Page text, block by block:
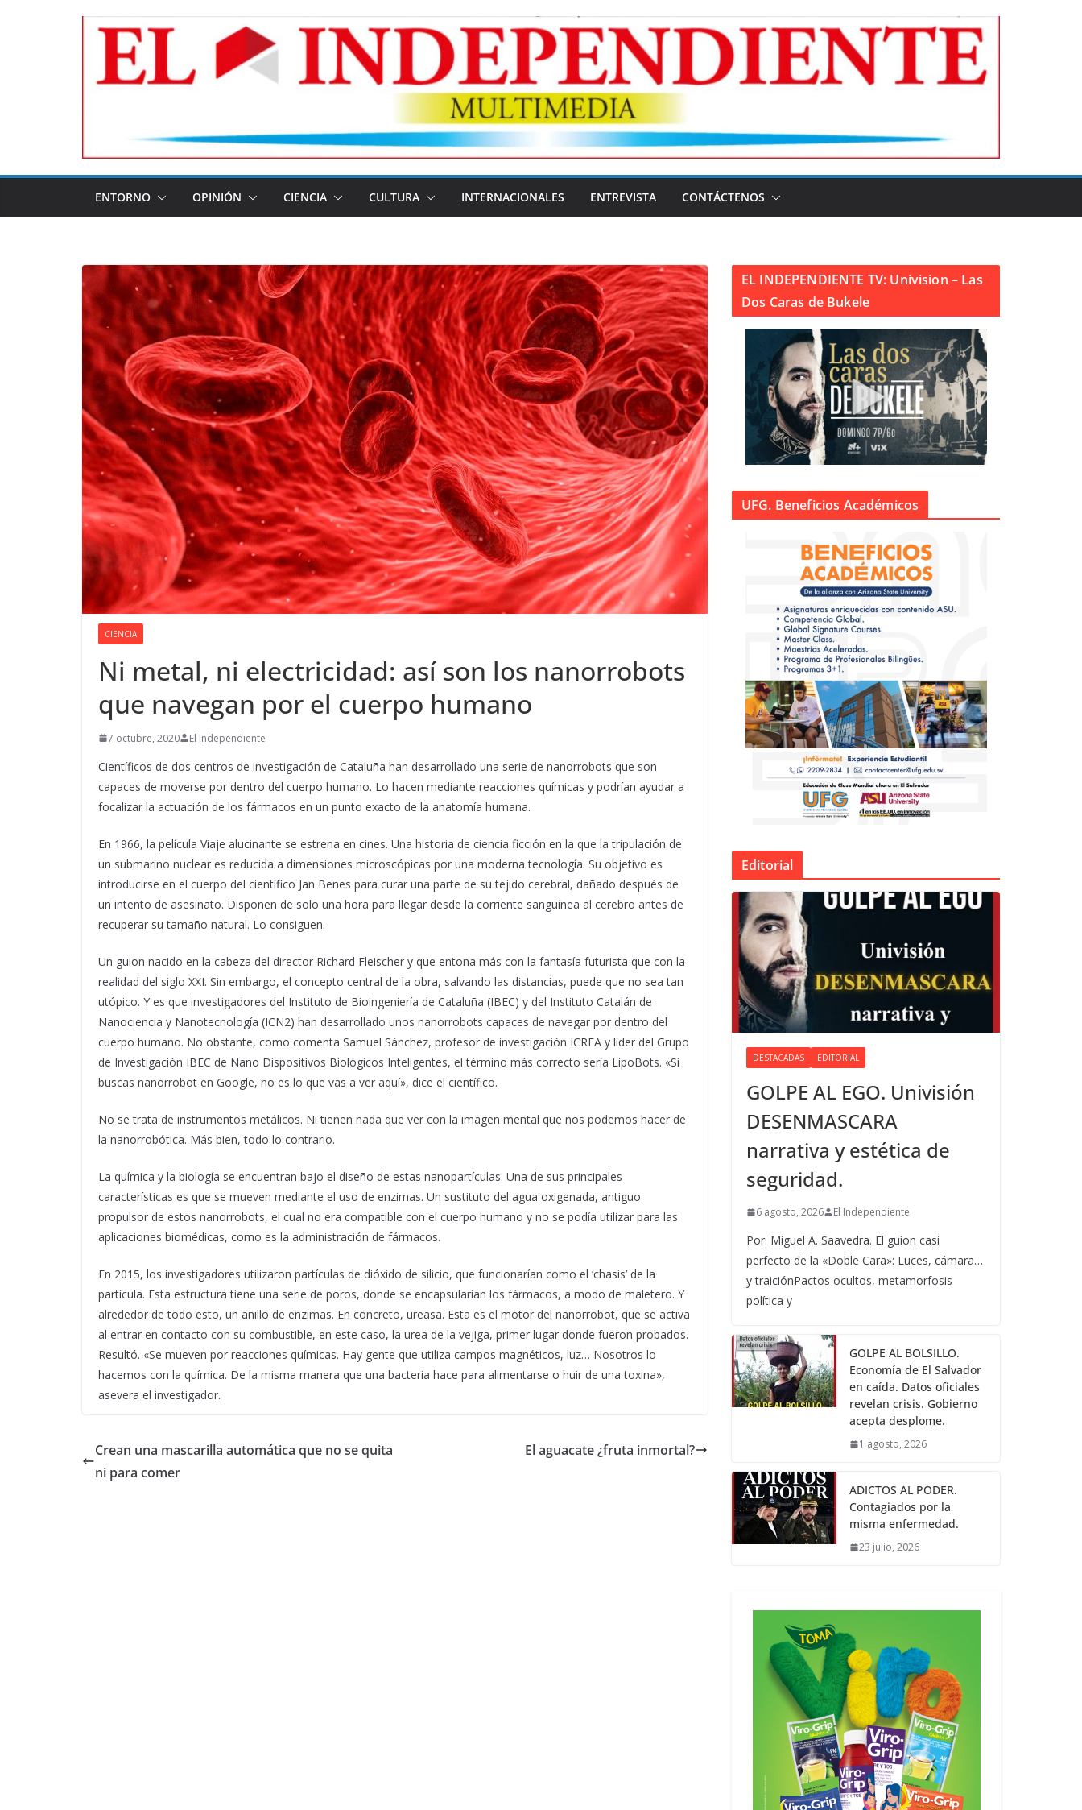
ENTORNO OPINIÓN CIENCIA CULTURA INTERNACIONALES ENTREVISTA CONTÁCTENOS
CIENCIA
Ni metal, ni electricidad: así son los nanorrobots
que navegan por el cuerpo humano
7 octubre, 2020 El Independiente
Científicos de dos centros de investigación de Cataluña han desarrollado una serie de nanorrobots que son
capaces de moverse por dentro del cuerpo humano. Lo hacen mediante reacciones químicas y podrían ayudar a
focalizar la actuación de los fármacos en un punto exacto de la anatomía humana.
En 1966, la película Viaje alucinante se estrena en cines. Una historia de ciencia ficción en la que la tripulación de
un submarino nuclear es reducida a dimensiones microscópicas por una moderna tecnología. Su objetivo es
introducirse en el cuerpo del científico Jan Benes para curar una parte de su tejido cerebral, dañado después de
un intento de asesinato. Disponen de solo una hora para llegar desde la corriente sanguínea al cerebro antes de
recuperar su tamaño natural. Lo consiguen.
Un guion nacido en la cabeza del director Richard Fleischer y que entona más con la fantasía futurista que con la
realidad del siglo XXI. Sin embargo, el concepto central de la obra, salvando las distancias, puede que no sea tan
utópico. Y es que investigadores del Instituto de Bioingeniería de Cataluña (IBEC) y del Instituto Catalán de
Nanociencia y Nanotecnología (ICN2) han desarrollado unos nanorrobots capaces de navegar por dentro del
cuerpo humano. No obstante, como comenta Samuel Sánchez, profesor de investigación ICREA y líder del Grupo
de Investigación IBEC de Nano Dispositivos Biológicos Inteligentes, el término más correcto sería LipoBots. «Si
buscas nanorrobot en Google, no es lo que vas a ver aquí», dice el científico.
No se trata de instrumentos metálicos. Ni tienen nada que ver con la imagen mental que nos podemos hacer de
la nanorrobótica. Más bien, todo lo contrario.
La química y la biología se encuentran bajo el diseño de estas nanopartículas. Una de sus principales
características es que se mueven mediante el uso de enzimas. Un sustituto del agua oxigenada, antiguo
propulsor de estos nanorrobots, el cual no era compatible con el cuerpo humano y no se podía utilizar para las
aplicaciones biomédicas, como es la administración de fármacos.
En 2015, los investigadores utilizaron partículas de dióxido de silicio, que funcionarían como el ‘chasis’ de la
partícula. Esta estructura tiene una serie de poros, donde se encapsularían los fármacos, a modo de maletero. Y
alrededor de todo esto, un anillo de enzimas. En concreto, ureasa. Esta es el motor del nanorrobot, que se activa
al entrar en contacto con su combustible, en este caso, la urea de la vejiga, primer lugar donde fueron probados.
Resultó. «Se mueven por reacciones químicas. Hay gente que utiliza campos magnéticos, luz… Nosotros lo
hacemos con la química. De la misma manera que una bacteria hace para alimentarse o huir de una toxina»,
asevera el investigador.
Crean una mascarilla automática que no se quita
ni para comer
El aguacate ¿fruta inmortal?
EL INDEPENDIENTE TV: Univision – Las
Dos Caras de Bukele
UFG. Beneficios Académicos
Editorial
DESTACADAS EDITORIAL
GOLPE AL EGO. Univisión
DESENMASCARA
narrativa y estética de
seguridad.
6 agosto, 2026 El Independiente
Por: Miguel A. Saavedra. El guion casi
perfecto de la «Doble Cara»: Luces, cámara…
y traiciónPactos ocultos, metamorfosis
política y
GOLPE AL BOLSILLO.
Economía de El Salvador
en caída. Datos oficiales
revelan crisis. Gobierno
acepta desplome.
1 agosto, 2026
ADICTOS AL PODER.
Contagiados por la
misma enfermedad.
23 julio, 2026